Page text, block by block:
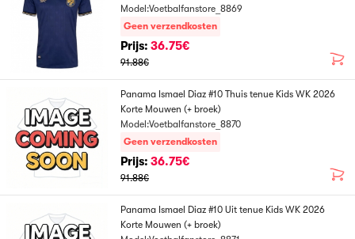
Model:Voetbalfanstore_8869
Geen verzendkosten
Prijs: 36.75€
91.88€
Panama Ismael Diaz #10 Thuis tenue Kids WK 2026
Korte Mouwen (+ broek)
Model:Voetbalfanstore_8870
Geen verzendkosten
Prijs: 36.75€
91.88€
Panama Ismael Diaz #10 Uit tenue Kids WK 2026
Korte Mouwen (+ broek)